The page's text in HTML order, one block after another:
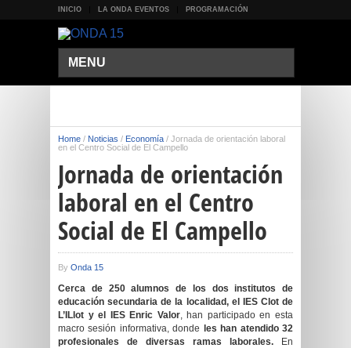
INICIO LA ONDA EVENTOS PROGRAMACIÓN
MENU
Home / Noticias / Economía / Jornada de orientación laboral
en el Centro Social de El Campello
Jornada de orientación
laboral en el Centro
Social de El Campello
By Onda 15
Cerca de 250 alumnos de los dos institutos de
educación secundaria de la localidad, el IES Clot de
L’ILlot y el IES Enric Valor, han participado en esta
macro sesión informativa, donde les han atendido 32
profesionales de diversas ramas laborales. En